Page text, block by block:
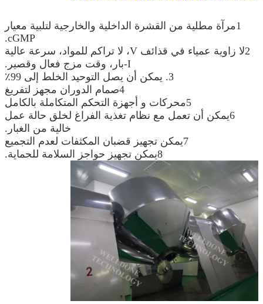
1مرآة مطلية من القشرة الداخلية والخارجية لتلبية معيار
cGMP.
2لا زاوية عمياء في قذائف V، لا تراكم للمواد، سرعة عالية
I-بار، وقت مزج فعال وقصير.
3. يمكن أن يصل التوحيد الخلط إلى 99٪
4صمام الدوران مجهز لتفريغ
5محركات و أجهزة التحكم المتكاملة بالكامل
6يمكن أن تعمل مع نظام تغذية الفراغ لخلق حالة عمل
خالية من الغبار.
7يمكن تجهيز قضبان المكثفات لعدم التجميع
8يمكن تجهيز حواجز السلامة للحماية.